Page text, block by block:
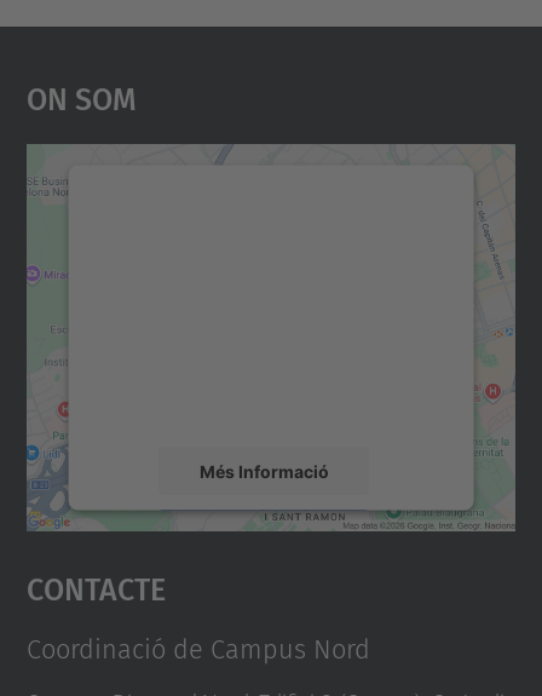
On Som
Més Informació
Accepta
powered by
Contacte
Coordinació de Campus Nord